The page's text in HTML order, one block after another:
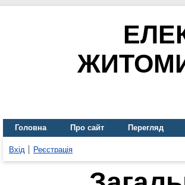
Головна Про сайт Перегляд
Вхід Реєстрація